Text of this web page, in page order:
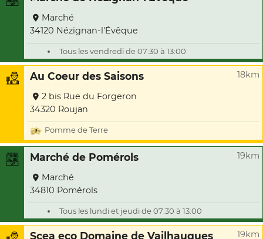
Marché
34120 Nézignan-l'Évêque
Tous les vendredi de 07:30 à 13:00
Au Coeur des Saisons 18km
2 bis Rue du Forgeron
34320 Roujan
Pomme de Terre
Marché de Pomérols 19km
Marché
34810 Pomérols
Tous les lundi et jeudi de 07:30 à 13:00
Scea eco Domaine de Vailhauques 19km